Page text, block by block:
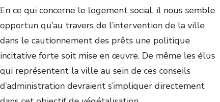
En ce qui concerne le logement social, il nous semble
opportun qu’au travers de l’intervention de la ville
dans le cautionnement des prêts une politique
incitative forte soit mise en œuvre. De même les élus
qui représentent la ville au sein de ces conseils
d’administration devraient s’impliquer directement